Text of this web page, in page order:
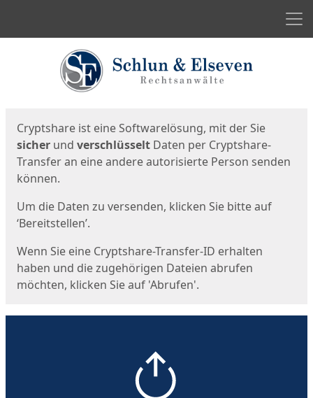
Cryptshare ist eine Softwarelösung, mit der Sie
sicher und verschlüsselt Daten per Cryptshare-
Transfer an eine andere autorisierte Person senden
können.
Um die Daten zu versenden, klicken Sie bitte auf
‘Bereitstellen’.
Wenn Sie eine Cryptshare-Transfer-ID erhalten
haben und die zugehörigen Dateien abrufen
möchten, klicken Sie auf 'Abrufen'.